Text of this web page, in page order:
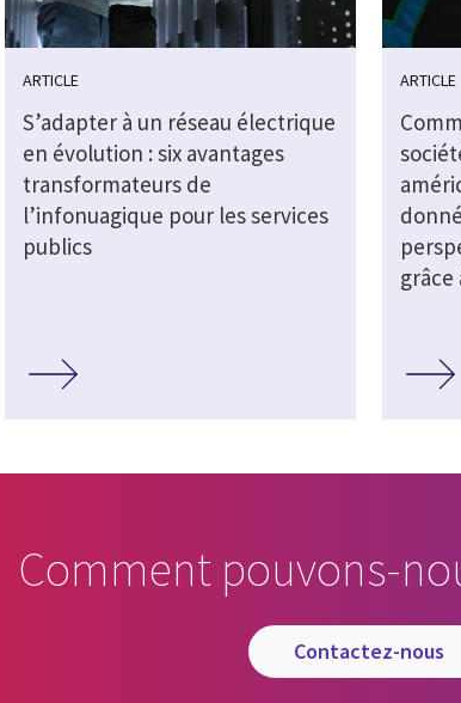
ARTICLE
S’adapter à un réseau électrique
en évolution : six avantages
transformateurs de
l’infonuagique pour les services
publics
ARTICLE
grâce
Comment pouvons-
contactez-nous